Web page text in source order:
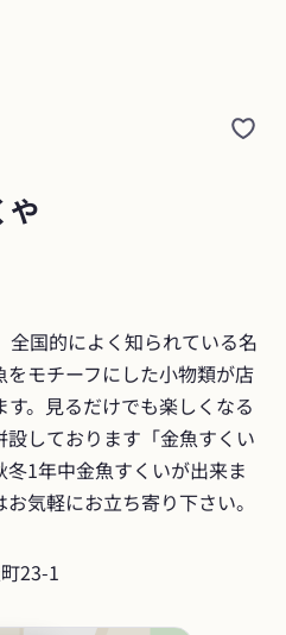
や
全国的によく知られている名
モチーフにした小物類が店
。見るだけでも楽しくなる
設しております「金魚すくい
1年中金魚すくいが出来ま
気軽にお立ち寄り下さい。
23-1